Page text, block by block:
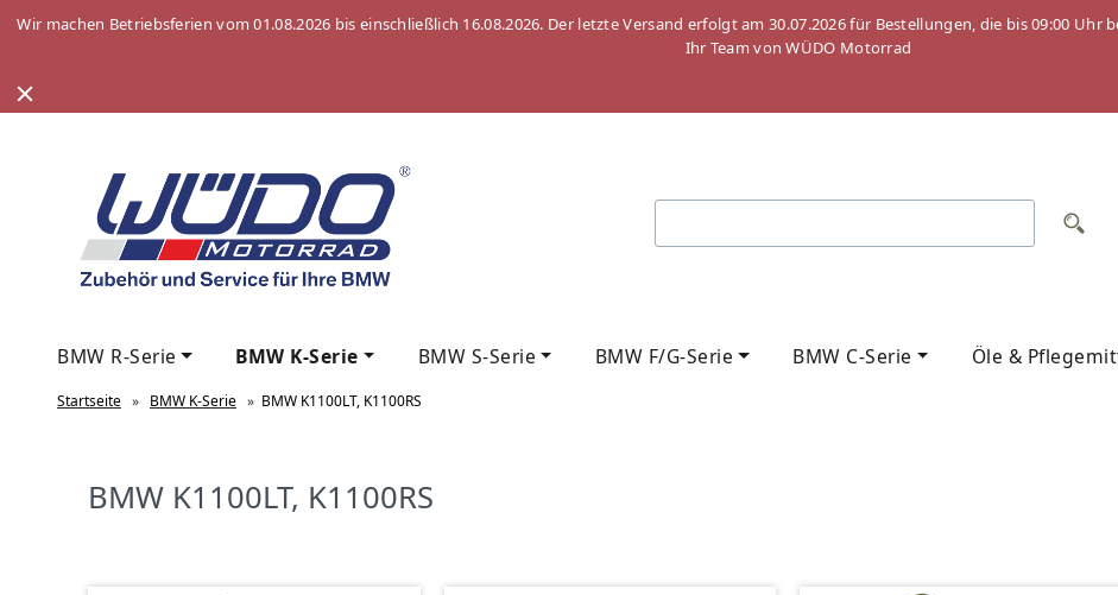
Wir machen Betriebsferien vom 01.08.2026 bis einschließlich 16.08.2026. Der letzte Versand erfolgt am 30.07.2026 für Bestellungen, die bis 09:00
Ihr Team von WÜDO Motorrad
BMW R-Serie BMW K-Serie BMW S-Serie BMW F/G-Serie BMW C-Serie Öle &
Startseite » BMW K-Serie » BMW K1100LT, K1100RS
BMW K1100LT, K1100RS